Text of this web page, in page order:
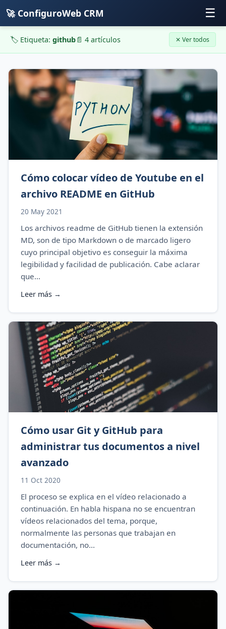
🚀 ConfiguroWeb CRM ☰
🏷️ Etiqueta: github📄 4 artículos ✕ Ver todos
Cómo colocar vídeo de Youtube en el
archivo README en GitHub
20 May 2021
Los archivos readme de GitHub tienen la extensión
MD, son de tipo Markdown o de marcado ligero
cuyo principal objetivo es conseguir la máxima
legibilidad y facilidad de publicación. Cabe aclarar
que...
Leer más →
Cómo usar Git y GitHub para
administrar tus documentos a nivel
avanzado
11 Oct 2020
El proceso se explica en el vídeo relacionado a
continuación. En habla hispana no se encuentran
vídeos relacionados del tema, porque,
normalmente las personas que trabajan en
documentación, no...
Leer más →